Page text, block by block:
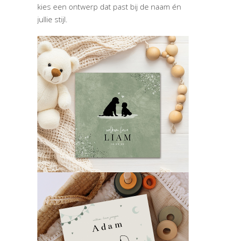
kies een ontwerp dat past bij de naam én
jullie stijl.